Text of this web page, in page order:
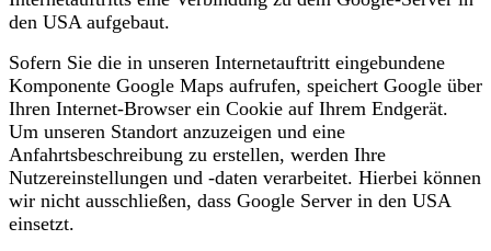
den USA aufgebaut.
Sofern Sie die in unseren Internetauftritt eingebundene
Komponente Google Maps aufrufen, speichert Google über
Ihren Internet-Browser ein Cookie auf Ihrem Endgerät.
Um unseren Standort anzuzeigen und eine
Anfahrtsbeschreibung zu erstellen, werden Ihre
Nutzereinstellungen und -daten verarbeitet. Hierbei können
wir nicht ausschließen, dass Google Server in den USA
einsetzt.